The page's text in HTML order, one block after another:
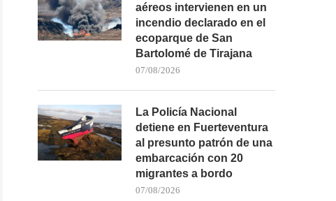
aéreos intervienen en un
incendio declarado en el
ecoparque de San
Bartolomé de Tirajana
07/08/2026
La Policía Nacional
detiene en Fuerteventura
al presunto patrón de una
embarcación con 20
migrantes a bordo
07/08/2026